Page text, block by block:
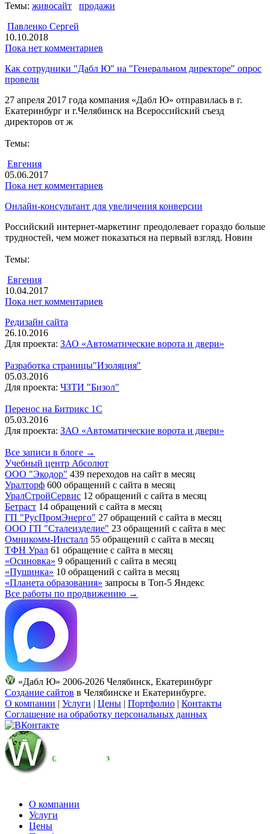
Темы: живосайт
продажи
Павленко Сергей
10.10.2018
Пока нет комментариев
Как сотрудники "Дабл Ю" на "Генеральном директоре" опрос
провели
27 апреля 2017 года компания «Дабл Ю» отправилась в г.
Екатеринбург и г.Челябинск на Всероссийский съезд
директоров от ж
Темы:
Евгения
05.06.2017
Пока нет комментариев
Онлайн-консультант для увеличения конверсии
Российский интернет-маркетинг преодолевает гораздо больше
трудностей, чем может показаться на первый взгляд. Новин
Темы:
Евгения
10.04.2017
Пока нет комментариев
Редизайн сайта
26.10.2016
Для проекта: ЗАО «Автоматические ворота и двери»
Разработка страницы"Изоляция"
05.03.2016
Для проекта: ЧЗТИ "Бизол"
Перенос на Битрикс 1С
05.03.2016
Для проекта: ЗАО «Автоматические ворота и двери»
Все записи в блоге →
Учебный центр Абсолют
ООО "Экодор" 439 переходов на сайт в месяц
Уралторф 600 обращений с сайта в месяц
УралСтройСервис 12 обращений с сайта в месяц
Бетраст 14 обращений с сайта в месяц
ГП "РусПромЭнерго" 27 обращений с сайта в месяц
ООО ГП "Сталеизделие" 23 обращений с сайта в мес
Омникомм-Инсталл 55 обращений с сайта в месяц
ТФН Урал 61 обращение с сайта в месяц
«Осиновка» 9 обращений с сайта в месяц
«Пушинка» 10 обращений с сайта в месяц
«Планета образования» запросы в Топ-5 Яндекс
Все работы по продвижению →
«Дабл Ю» 2006-2026 Челябинск, Екатеринбург
Создание сайтов в Челябинске и Екатеринбурге.
О компании | Услуги | Цены | Портфолио | Контакты
Соглашение на обработку персональных данных
О компании
Услуги
Цены